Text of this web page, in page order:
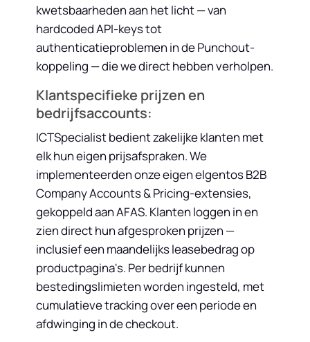
kwetsbaarheden aan het licht — van
hardcoded API-keys tot
authenticatieproblemen in de Punchout-
koppeling — die we direct hebben verholpen.
Klantspecifieke prijzen en
bedrijfsaccounts:
ICTSpecialist bedient zakelijke klanten met
elk hun eigen prijsafspraken. We
implementeerden onze eigen elgentos B2B
Company Accounts & Pricing-extensies,
gekoppeld aan AFAS. Klanten loggen in en
zien direct hun afgesproken prijzen —
inclusief een maandelijks leasebedrag op
productpagina's. Per bedrijf kunnen
bestedingslimieten worden ingesteld, met
cumulatieve tracking over een periode en
afdwinging in de checkout.